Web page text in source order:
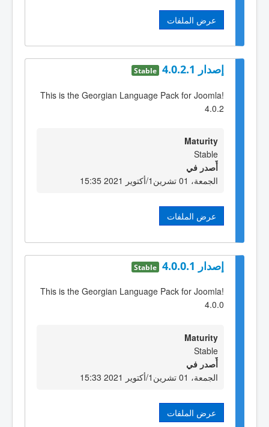
عرض الملفات
إصدار 4.0.2.1 Stable
This is the Georgian Language Pack for Joomla!
4.0.2
Maturity
Stable
أٌصدر في
الجمعة، 01 تشرين1/أكتوير 2021 15:35
عرض الملفات
إصدار 4.0.0.1 Stable
This is the Georgian Language Pack for Joomla!
4.0.0
Maturity
Stable
أٌصدر في
الجمعة، 01 تشرين1/أكتوير 2021 15:33
عرض الملفات